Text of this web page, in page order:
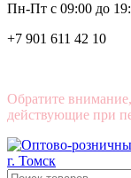
Пн-Пт с 09:00 до
+7 901 611 42 10
Обратите
действующие при